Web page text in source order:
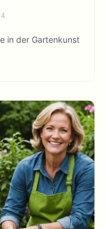
in der Gartenkunst